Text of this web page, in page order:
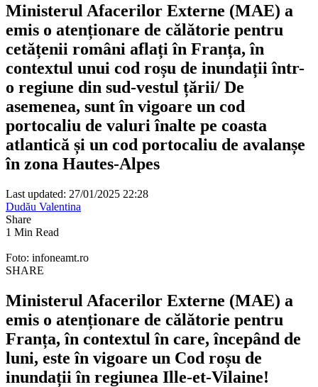
Ministerul Afacerilor Externe (MAE) a
emis o atenționare de călătorie pentru
cetățenii români aflați în Franța, în
contextul unui cod roșu de inundații într-
o regiune din sud-vestul țării/ De
asemenea, sunt în vigoare un cod
portocaliu de valuri înalte pe coasta
atlantică și un cod portocaliu de avalanșe
în zona Hautes-Alpes
Last updated: 27/01/2025 22:28
Dudău Valentina
Share
1 Min Read
Foto: infoneamt.ro
SHARE
Ministerul Afacerilor Externe (MAE) a
emis o atenționare de călătorie pentru
Franța, în contextul în care, începând de
luni, este în vigoare un Cod roșu de
inundații în regiunea Ille-et-Vilaine!